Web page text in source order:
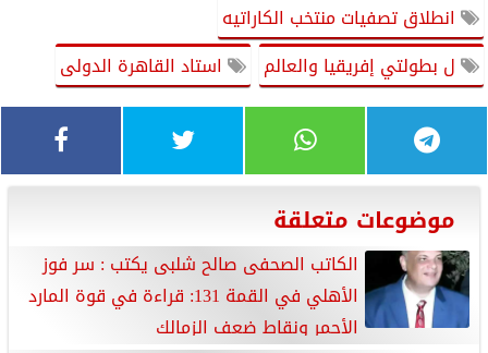
انطلاق تصفيات منتخب الكاراتيه
ل بطولتي إفريقيا والعالم
استاد القاهرة الدولى
موضوعات متعلقة
الكاتب الصحفى صالح شلبى يكتب : سر فوز
الأهلي في القمة 131: قراءة في قوة المارد
الأحمر ونقاط ضعف الزمالك